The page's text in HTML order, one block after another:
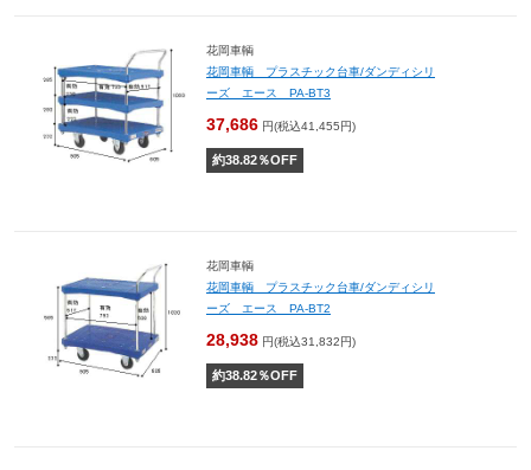
花岡車輌
花岡車輌 プラスチック台車/ダンディシリ
ーズ エース PA-BT3
37,686 円(税込41,455円)
約38.82％OFF
花岡車輌
花岡車輌 プラスチック台車/ダンディシリ
ーズ エース PA-BT2
28,938 円(税込31,832円)
約38.82％OFF